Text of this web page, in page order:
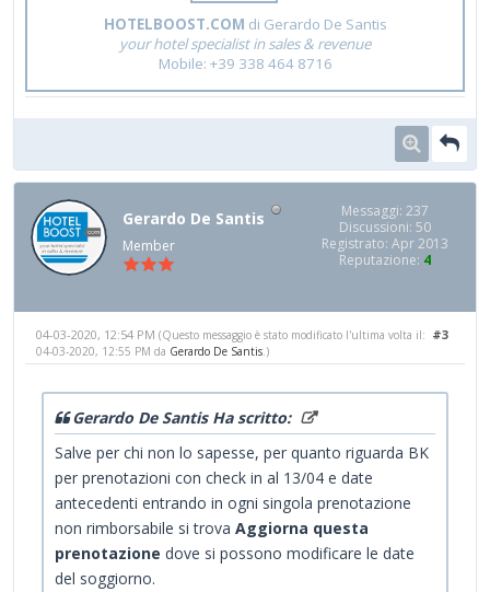
HOTELBOOST.COM di Gerardo De Santis
your hotel specialist in sales & revenue
Mobile: +39 338 464 8716
Gerardo De Santis
Member
Messaggi: 237
Discussioni: 50
Registrato: Apr 2013
Reputazione: 4
#3
04-03-2020, 12:54 PM (Questo messaggio è stato modificato l'ultima volta il:
04-03-2020, 12:55 PM da Gerardo De Santis.)
Gerardo De Santis Ha scritto:
Salve per chi non lo sapesse, per quanto riguarda BK
per prenotazioni con check in al 13/04 e date
antecedenti entrando in ogni singola prenotazione
non rimborsabile si trova Aggiorna questa
prenotazione dove si possono modificare le date
del soggiorno.